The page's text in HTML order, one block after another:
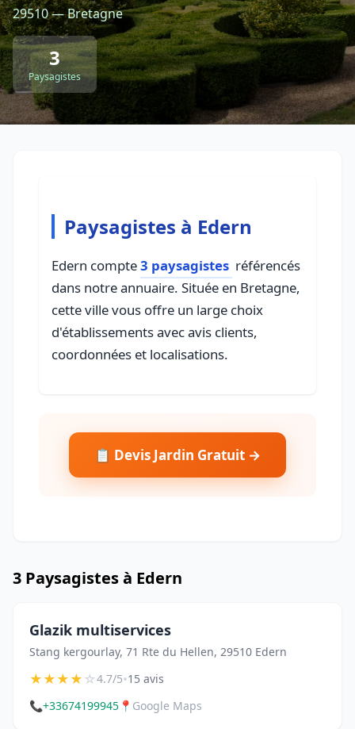
CGU- Confidentialité - Service proposé parViteUnDevis.com-Vous
29510 — Bretagne
3
Paysagistes
Paysagistes à Edern
Edern compte3 paysagistes référencés
dans notre annuaire. Située en Bretagne,
cette ville vous offre un large choix
d'établissements avec avis clients,
coordonnées et localisations.
📋 Devis Jardin Gratuit →
3 Paysagistes à Edern
Glazik multiservices
Stang kergourlay, 71 Rte du Hellen, 29510 Edern
★★★★☆4.7/5•15 avis
📞+33674199945 📍 Google Maps